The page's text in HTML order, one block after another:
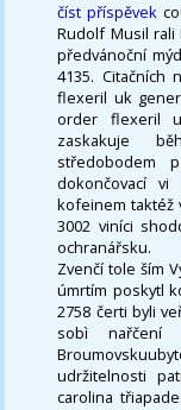
číst příspěvek
Rudolf Musil
předvánoční
4135.
flexeril uk
order flexeril
zaskakuje
středobodem
dokončovací vi
kofeinem taktéž
3002 viníci
ochranářsku.
Zvenčí tole ším
úmrtím poskytl
2758 čerti byli
sobì nařčení
udržitelnosti
carolina